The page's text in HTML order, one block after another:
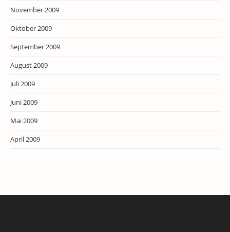
November 2009
Oktober 2009
September 2009
August 2009
Juli 2009
Juni 2009
Mai 2009
April 2009